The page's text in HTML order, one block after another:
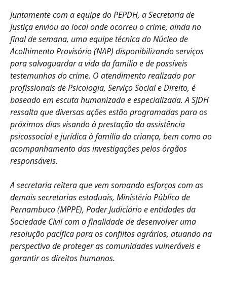
Juntamente com a equipe do PEPDH, a Secretaria de
Justiça enviou ao local onde ocorreu o crime, ainda no
final de semana, uma equipe técnica do Núcleo de
Acolhimento Provisório (NAP) disponibilizando serviços
para salvaguardar a vida da família e de possíveis
testemunhas do crime. O atendimento realizado por
profissionais de Psicologia, Serviço Social e Direito, é
baseado em escuta humanizada e especializada. A SJDH
ressalta que diversas ações estão programadas para os
próximos dias visando à prestação da assistência
psicossocial e jurídica à família da criança, bem como ao
acompanhamento das investigações pelos órgãos
responsáveis.
A secretaria reitera que vem somando esforços com as
demais secretarias estaduais, Ministério Público de
Pernambuco (MPPE), Poder Judiciário e entidades da
Sociedade Civil com a finalidade de desenvolver uma
resolução pacífica para os conflitos agrários, atuando na
perspectiva de proteger as comunidades vulneráveis e
garantir os direitos humanos.